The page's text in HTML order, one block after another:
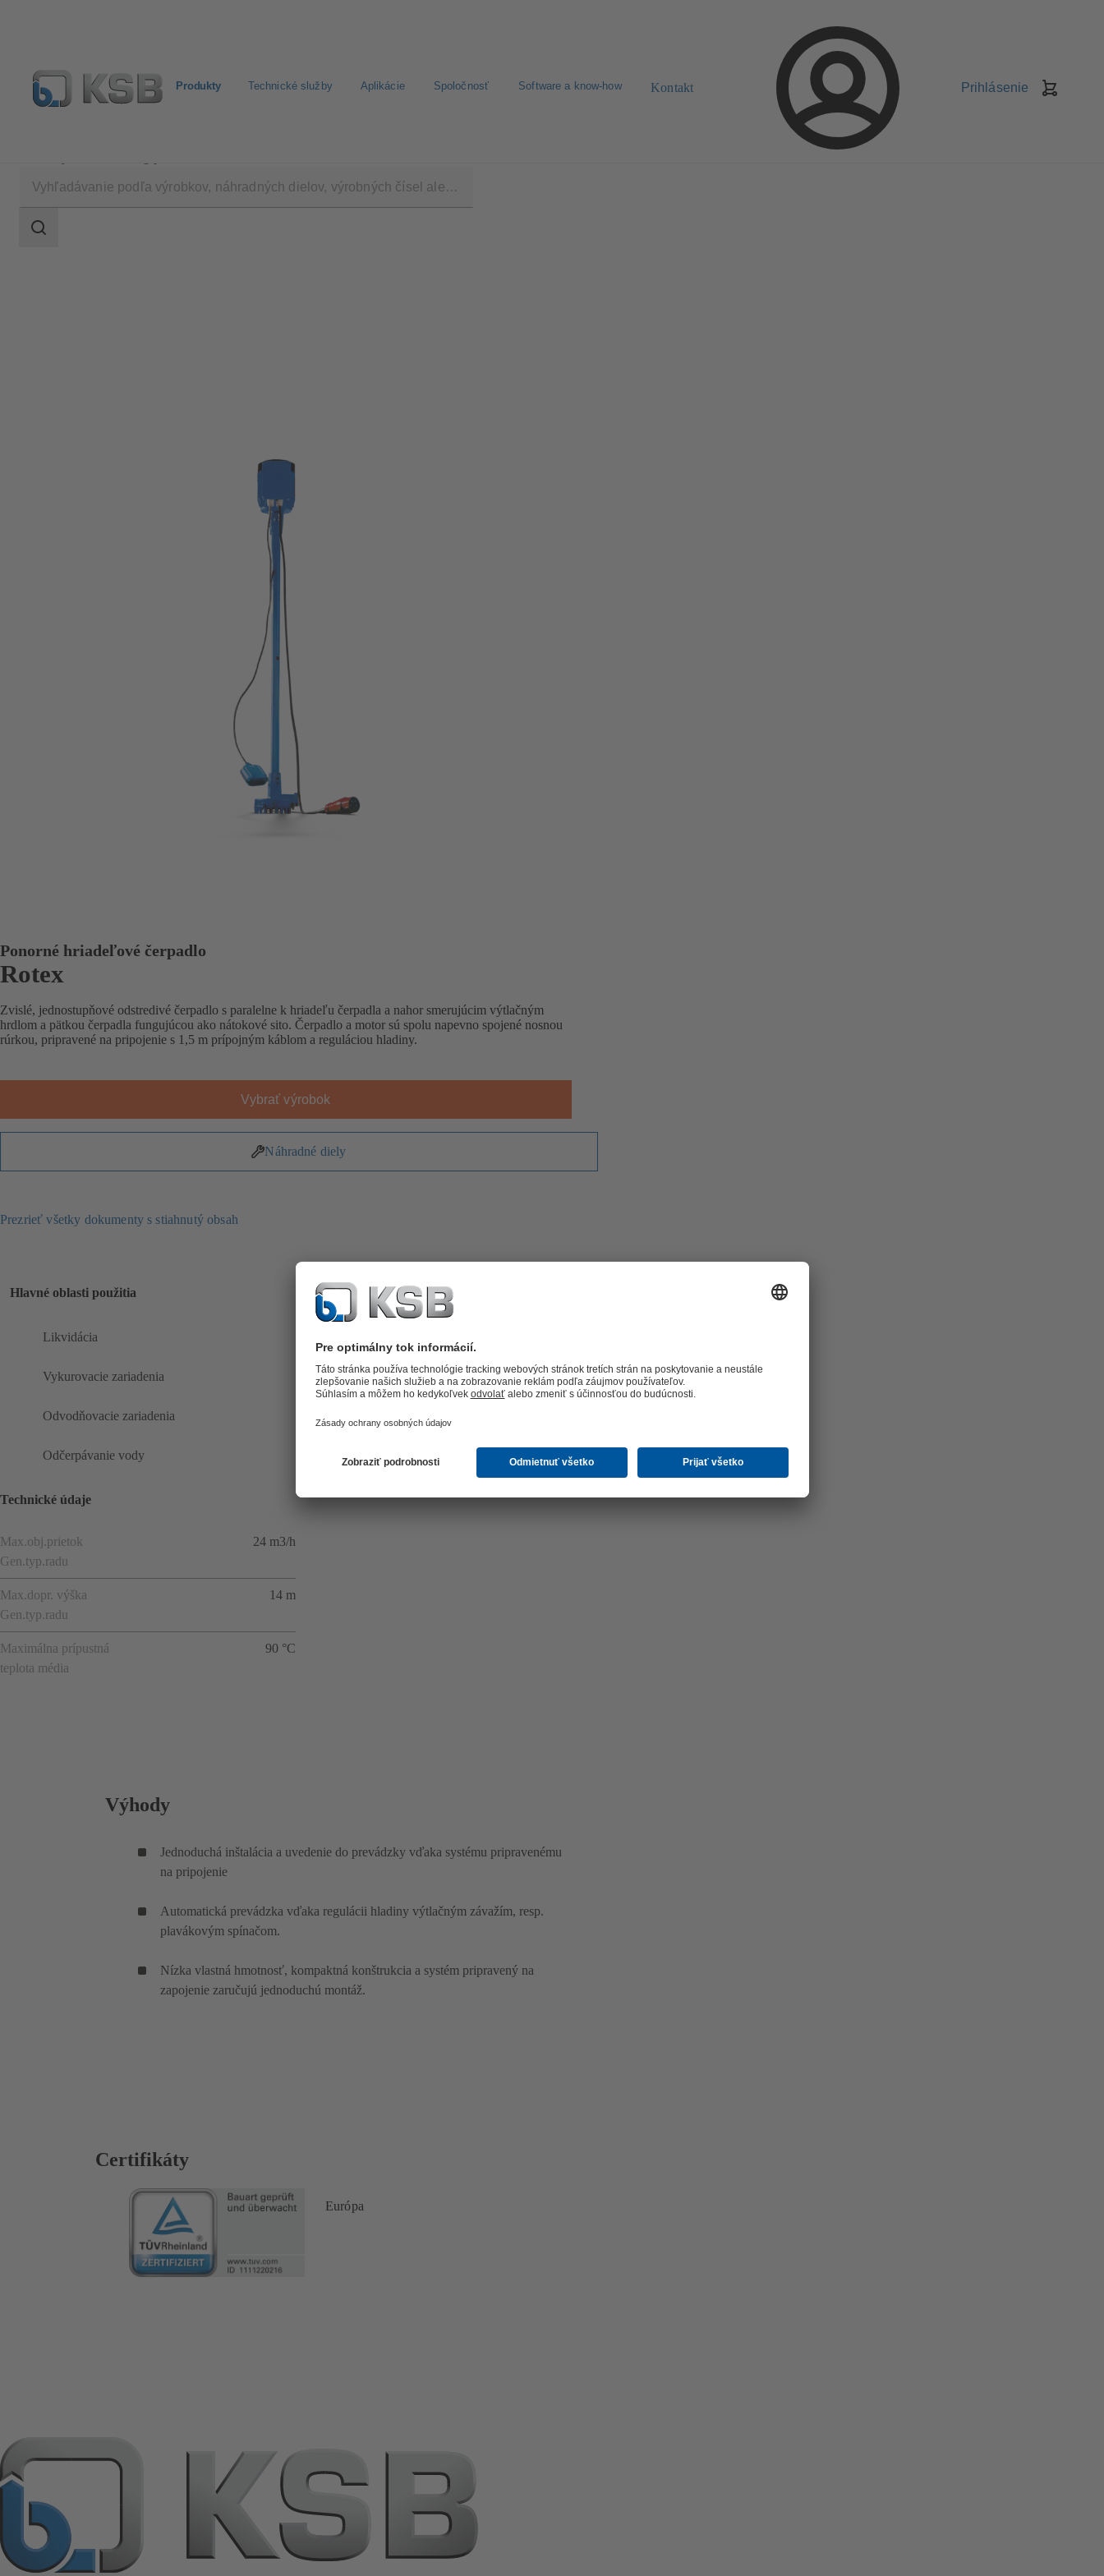
Produkty Technické služby Aplikácie Spoločnosť Software a know-how Kontakt Prihlásenie
vyhľadávania
Oblasť
Ponorné hriadeľové čerpadlo
Rotex
Zvislé, jednostupňové odstredivé čerpadlo s paralelne k hriadeľu čerpadla a nahor smerujúcim výtlačným
hrdlom a pätkou čerpadla fungujúcou ako nátokové sito. Čerpadlo a motor sú spolu napevno spojené nosnou
rúrkou, pripravené na pripojenie s 1,5 m prípojným káblom a reguláciou hladiny.
Vybrať výrobok
Náhradné diely
Prezrieť všetky dokumenty s stiahnutý obsah
Hlavné oblasti použitia
Likvidácia
Vykurovacie zariadenia
Odvodňovacie zariadenia
Odčerpávanie vody
Technické údaje
Max.obj.prietok
Gen.typ.radu
24 m3/h
Max.dopr. výška
Gen.typ.radu
14 m
Maximálna prípustná
teplota média
90 °C
Výhody
Jednoduchá inštalácia a uvedenie do prevádzky vďaka systému pripravenému
na pripojenie
Automatická prevádzka vďaka regulácii hladiny výtlačným závažím, resp.
plavákovým spínačom.
Nízka vlastná hmotnosť, kompaktná konštrukcia a systém pripravený na
zapojenie zaručujú jednoduchú montáž.
Certifikáty
Európa